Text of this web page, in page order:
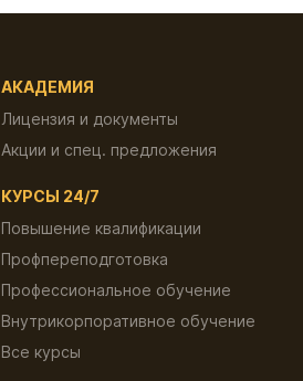
АКАДЕМИЯ
Лицензия и документы
Акции и спец. предложения
КУРСЫ 24/7
Повышение квалификации
Профпереподготовка
Профессиональное обучение
Внутрикорпоративное обучение
Все курсы